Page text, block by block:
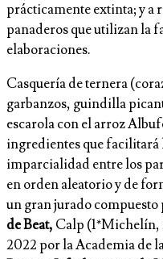
prácticamente extinta; y a
panaderos que utilizan la
elaboraciones.
Casquería de ternera
garbanzos, guindilla
escarola con el arroz
ingredientes que
imparcialidad entre los
en orden aleatorio y de
un gran jurado
de Beat, Calp (1*Michelín,
2022 por la Academia de